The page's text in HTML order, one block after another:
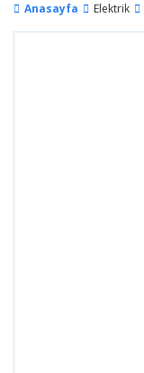
Anasayfa Elektrik